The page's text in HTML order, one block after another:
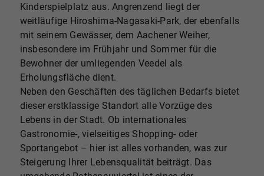
Kinderspielplatz aus. Angrenzend liegt der
weitläufige Hiroshima-Nagasaki-Park, der ebenfalls
mit seinem Gewässer, dem Aachener Weiher,
insbesondere im Frühjahr und Sommer für die
Bewohner der umliegenden Veedel als
Erholungsfläche dient.
Neben den Geschäften des täglichen Bedarfs bietet
dieser erstklassige Standort alle Vorzüge des
Lebens in der Stadt. Ob internationales
Gastronomie-, vielseitiges Shopping- oder
Sportangebot – hier ist alles vorhanden, was zur
Steigerung Ihrer Lebensqualität beiträgt. Das